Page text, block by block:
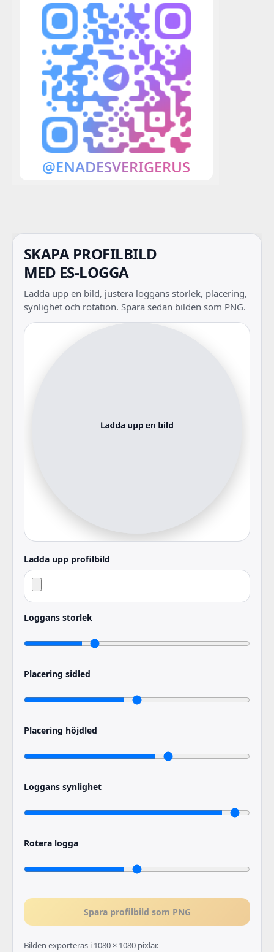
SKAPA PROFILBILD
MED ES-LOGGA
Ladda upp en bild, justera loggans storlek, placering,
synlighet och rotation. Spara sedan bilden som PNG.
Ladda upp profilbild
Loggans storlek
Placering sidled
Placering höjdled
Loggans synlighet
Rotera logga
Spara profilbild som PNG
Bilden exporteras i 1080 × 1080 pixlar.